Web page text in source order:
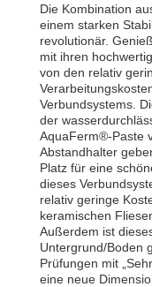
Die Kombination
einem starken
revolutionär.
mit ihren
von den relativ
Verbundsystems.
der
AquaFerm®-Paste
Abstandhalter
Platz für eine
dieses
relativ geringe
keramischen
Außerdem ist
Untergrund/Boden
Prüfungen mit
eine neue